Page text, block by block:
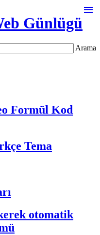
Günlügü

Arama
Formül Kod
Tema
otomatik